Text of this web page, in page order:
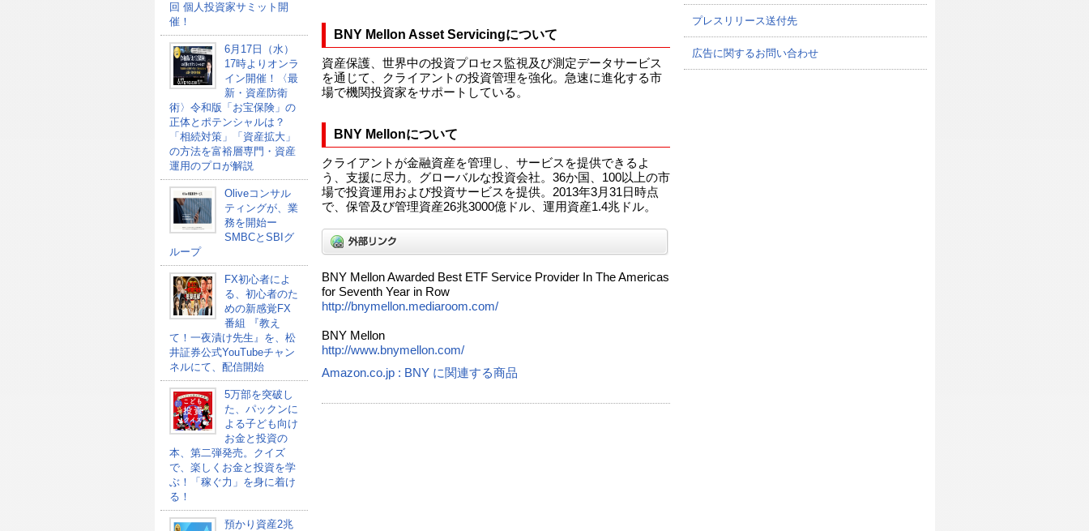
回 個人投資家サミット開
催！
6月17日（水）
17時よりオンラ
イン開催！〈最
新・資産防衛
術〉令和版「お宝保険」の
正体とポテンシャルは？
「相続対策」「資産拡大」
の方法を富裕層専門・資産
運用のプロが解説
Oliveコンサル
ティングが、業
務を開始ー
SMBCとSBIグ
ループ
FX初心者によ
る、初心者のた
めの新感覚FX
番組 『教え
て！一夜漬け先生』を、松
井証券公式YouTubeチャン
ネルにて、配信開始
5万部を突破し
た、パックンに
よる子ども向け
お金と投資の
本、第二弾発売。クイズ
で、楽しくお金と投資を学
ぶ！「稼ぐ力」を身に着け
る！
預かり資産2兆
BNY Mellon Asset Servicingについて
資産保護、世界中の投資プロセス監視及び測定データサービス
を通じて、クライアントの投資管理を強化。急速に進化する市
場で機関投資家をサポートしている。
BNY Mellonについて
クライアントが金融資産を管理し、サービスを提供できるよ
う、支援に尽力。グローバルな投資会社。36か国、100以上の市
場で投資運用および投資サービスを提供。2013年3月31日時点
で、保管及び管理資産26兆3000億ドル、運用資産1.4兆ドル。
BNY Mellon Awarded Best ETF Service Provider In The Americas
for Seventh Year in Row
http://bnymellon.mediaroom.com/
BNY Mellon
http://www.bnymellon.com/
Amazon.co.jp : BNY に関連する商品
プレスリリース送付先
広告に関するお問い合わせ